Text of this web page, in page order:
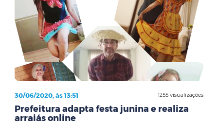
1255 visualizações
30/06/2020, às 13:51
Prefeitura adapta festa junina e realiza
arraiás online